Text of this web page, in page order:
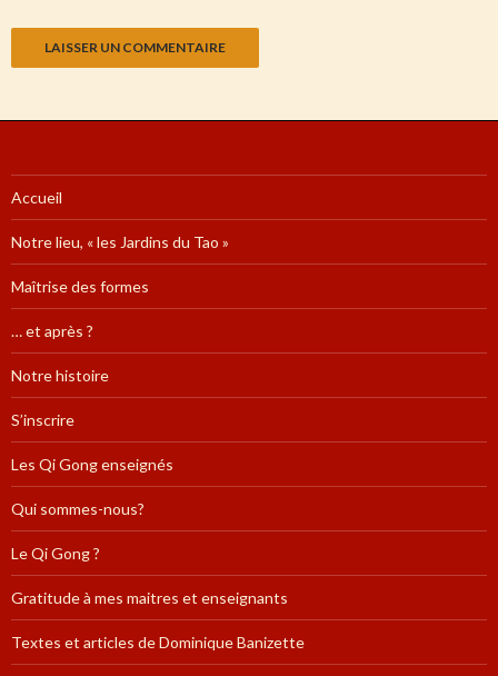
Accueil
Notre lieu, « les Jardins du Tao »
Maîtrise des formes
… et après ?
Notre histoire
S’inscrire
Les Qi Gong enseignés
Qui sommes-nous?
Le Qi Gong ?
Gratitude à mes maitres et enseignants
Textes et articles de Dominique Banizette